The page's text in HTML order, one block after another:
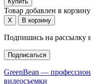
Товар добавлен в корзину
Подпишись на рассылку
Подписаться
GreenBean —
видеосъемки